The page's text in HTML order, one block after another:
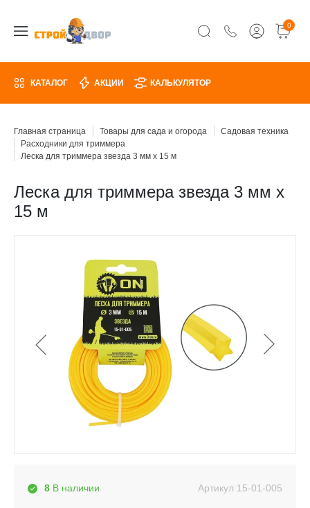
0
КАТАЛОГ АКЦИИ КАЛЬКУЛЯТОР
Главная страница Товары для сада и огорода
Садовая техника
Расходники для триммера
Леска для триммера звезда 3 мм х 15 м
Леска для триммера звезда 3 мм х
15 м
8 В наличии Артикул 15-01-005